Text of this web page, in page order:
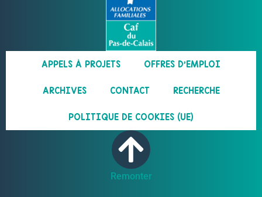
APPELS À PROJETS OFFRES D’EMPLOI
ARCHIVES CONTACT RECHERCHE
POLITIQUE DE COOKIES (UE)
Remonter